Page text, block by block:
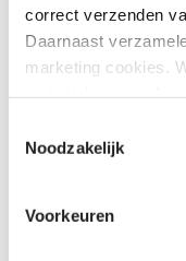
correct verzenden
Daarnaast
marketing cookies.
Deze gegevens zijn
en worden niet
cookies worden
Noodzakelijk
Voorkeuren